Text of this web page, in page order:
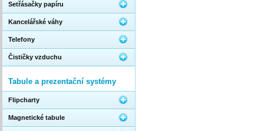
Setřásačky papíru
Kancelářské váhy
Telefony
Čističky vzduchu
Tabule a prezentační systémy
Flipcharty
Magnetické tabule